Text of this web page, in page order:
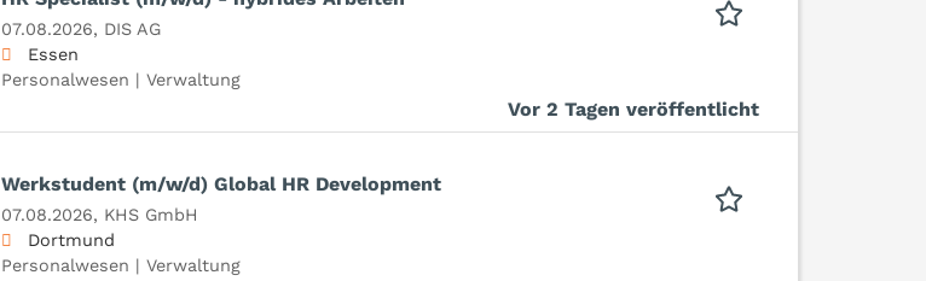
07.08.2026, DIS AG
Essen
Personalwesen | Verwaltung
Vor 2 Tagen veröffentlicht
Werkstudent (m/w/d) Global HR Development
07.08.2026, KHS GmbH
Dortmund
Personalwesen | Verwaltung